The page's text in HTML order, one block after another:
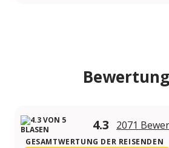
4.3 2071
GESAMTWERTUNG DER REISENDEN